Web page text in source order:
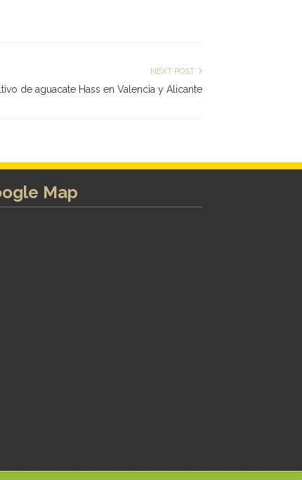
NEXT POST
de aguacate Hass en Valencia y Alicante
Map